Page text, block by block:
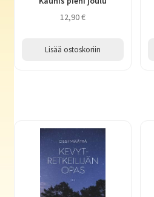
12,90€
Lisää ostoskoriin